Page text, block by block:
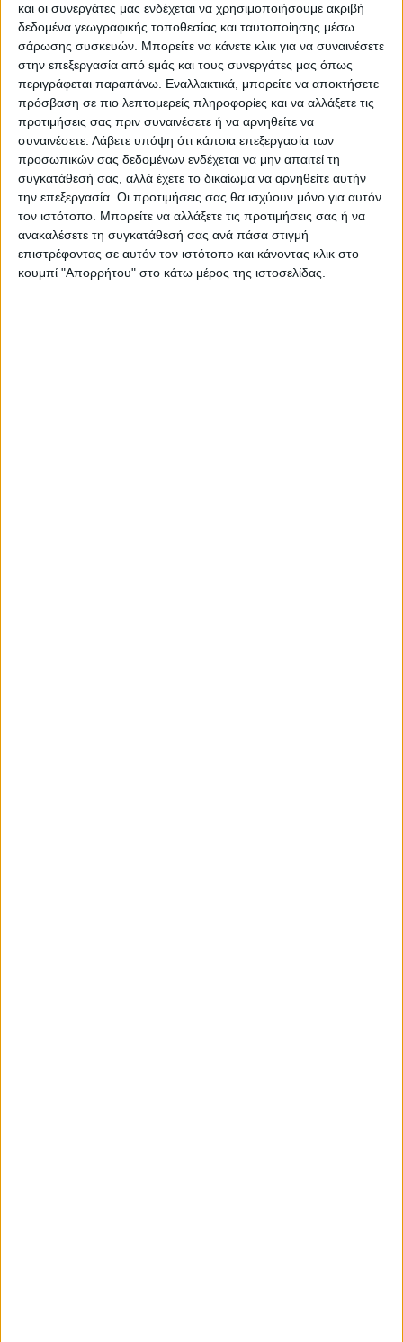
και οι συνεργάτες μας ενδέχεται να χρησιμοποιήσουμε ακριβή
δεδομένα γεωγραφικής τοποθεσίας και ταυτοποίησης μέσω
σάρωσης συσκευών. Μπορείτε να κάνετε κλικ για να συναινέσετε
στην επεξεργασία από εμάς και τους συνεργάτες μας όπως
περιγράφεται παραπάνω. Εναλλακτικά, μπορείτε να αποκτήσετε
πρόσβαση σε πιο λεπτομερείς πληροφορίες και να αλλάξετε τις
προτιμήσεις σας πριν συναινέσετε ή να αρνηθείτε να
συναινέσετε. Λάβετε υπόψη ότι κάποια επεξεργασία των
προσωπικών σας δεδομένων ενδέχεται να μην απαιτεί τη
συγκατάθεσή σας, αλλά έχετε το δικαίωμα να αρνηθείτε αυτήν
την επεξεργασία. Οι προτιμήσεις σας θα ισχύουν μόνο για αυτόν
τον ιστότοπο. Μπορείτε να αλλάξετε τις προτιμήσεις σας ή να
ανακαλέσετε τη συγκατάθεσή σας ανά πάσα στιγμή
επιστρέφοντας σε αυτόν τον ιστότοπο και κάνοντας κλικ στο
κουμπί "Απορρήτου" στο κάτω μέρος της ιστοσελίδας.
ΝΕΟΣ ΑΓΩΝ
https://neosagon.gr
Η Αρχαιότερη Καθημερινή Πρωινή Εφημερίδα της Καρδίτσας